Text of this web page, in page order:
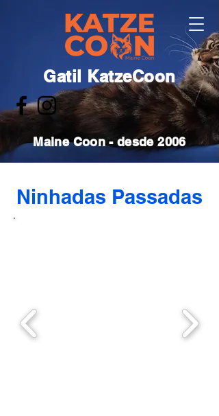
Gatil KatzeCoon
Maine Coon - desde 2006
Ninhadas Passadas